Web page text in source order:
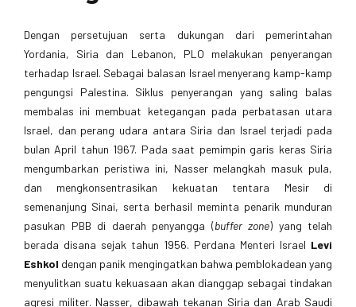
Dengan persetujuan serta dukungan dari pemerintahan
Yordania, Siria dan Lebanon, PLO melakukan penyerangan
terhadap Israel. Sebagai balasan Israel menyerang kamp-kamp
pengungsi Palestina. Siklus penyerangan yang saling balas
membalas ini membuat ketegangan pada perbatasan utara
Israel, dan perang udara antara Siria dan Israel terjadi pada
bulan April tahun 1967. Pada saat pemimpin garis keras Siria
mengumbarkan peristiwa ini, Nasser melangkah masuk pula,
dan mengkonsentrasikan kekuatan tentara Mesir di
semenanjung Sinai, serta berhasil meminta penarik munduran
pasukan PBB di daerah penyangga (buffer zone) yang telah
berada disana sejak tahun 1956. Perdana Menteri Israel Levi
Eshkol dengan panik mengingatkan bahwa pemblokadean yang
menyulitkan suatu kekuasaan akan dianggap sebagai tindakan
agresi militer. Nasser, dibawah tekanan Siria dan Arab Saudi